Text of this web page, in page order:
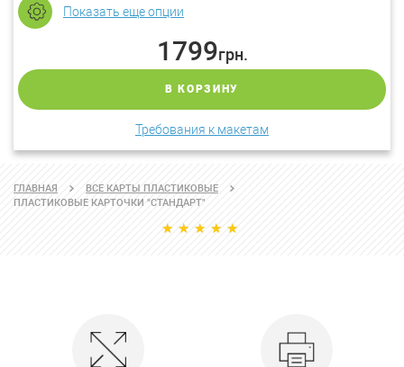
Показать еще опции
1799грн.
В КОРЗИНУ
Требования к макетам
ГЛАВНАЯ
ВСЕ КАРТЫ ПЛАСТИКОВЫЕ
ПЛАСТИКОВЫЕ КАРТОЧКИ "СТАНДАРТ"